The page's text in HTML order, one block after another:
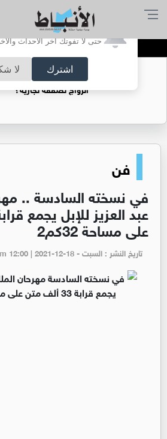
أترغب في تفعيل
حتى لا تفوتك آخر الأحداث
اشترك لا
التفكير
فتيات يستغللنه
الزواج لصفقة تجارية؟
فن
في نسخته السادسة ..
على مساحة 32كم2
تاريخ النشر : السبت - am 12:00 | 2021-12-18